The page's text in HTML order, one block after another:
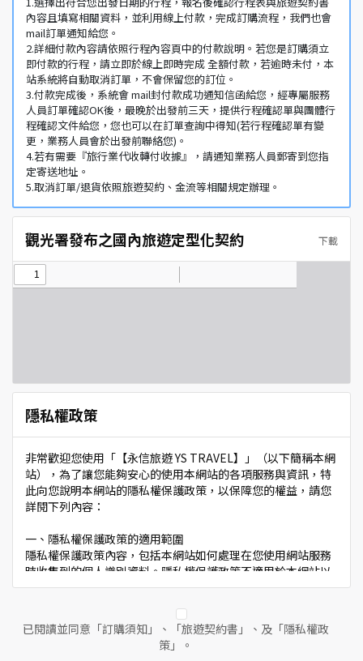
內容且填寫相關資料，並利用線上付款，完成訂購流程，我們也會
mail訂單通知給您。
2.詳細付款內容請依照行程內容頁中的付款說明。若您是訂購須立
即付款的行程，請立即於線上即時完成 全額付款，若逾時未付，本
站系統將自動取消訂單，不會保留您的訂位。
3.付款完成後，系統會 mail封付款成功通知信函給您，經專屬服務
人員訂單確認OK後，最晚於出發前三天，提供行程確認單與團體行
程確認文件給您，您也可以在訂單查詢中得知(若行程確認單有變
更，業務人員會於出發前聯絡您)。
4.若有需要『旅行業代收轉付收據』，請通知業務人員郵寄到您指
定寄送地址。
5.取消訂單/退貨依照旅遊契約、金流等相關規定辦理。
觀光署發布之國內旅遊定型化契約 下載
隱私權政策
非常歡迎您使用「【永信旅遊 YS TRAVEL】」（以下簡稱本網
站），為了讓您能夠安心的使用本網站的各項服務與資訊，特
此向您說明本網站的隱私權保護政策，以保障您的權益，請您
詳閱下列內容：
一、隱私權保護政策的適用範圍
隱私權保護政策內容，包括本網站如何處理在您使用網站服務
時收集到的個人識別資料。隱私權保護政策不適用於本網站以
外的相關連結網站，也不適用於非本網站所委託或參與管理的
二、個人資料的蒐集、處理及利用方式
當您造訪本網站或使用本網站所提供之功能服務時，我們將視
已閱讀並同意「訂購須知」、「旅遊契約書」、及「隱私權政
策」。